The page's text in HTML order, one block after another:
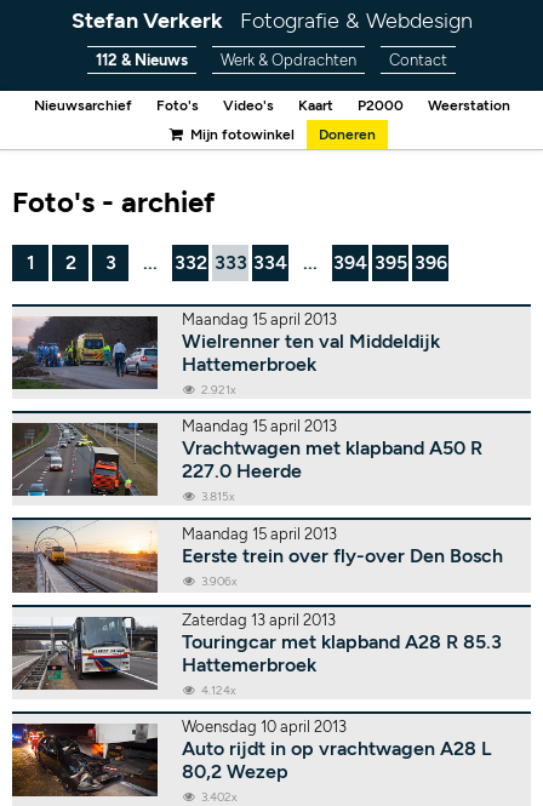
Stefan Verkerk Fotografie & Webdesign
112 & Nieuws Werk & Opdrachten Contact
Nieuwsarchief Foto's Video's Kaart P2000
Weerstation
Mijn fotowinkel
Doneren
Foto's - archief
1 2 3 ... 332 333 334 ... 394 395 396
Maandag 15 april 2013
Wielrenner ten val Middeldijk
Hattemerbroek
2.921x
Maandag 15 april 2013
Vrachtwagen met klapband A50 R
227.0 Heerde
3.815x
Maandag 15 april 2013
Eerste trein over fly-over Den Bosch
3.906x
Zaterdag 13 april 2013
Touringcar met klapband A28 R 85.3
Hattemerbroek
4.124x
Woensdag 10 april 2013
Auto rijdt in op vrachtwagen A28 L
80,2 Wezep
3.402x